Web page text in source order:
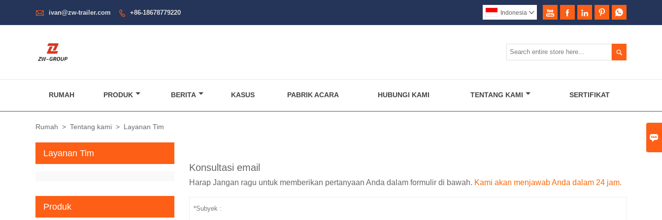

 ivan@zw-trailer.com  +86-18678779220     
Indonesia 

RUMAH PRODUK BERITA KASUS PABRIK ACARA HUBUNGI KAMI TENTANG KAMI SERTIFIKAT
Rumah > Tentang kami > Layanan Tim
Konsultasi email
Harap Jangan ragu untuk memberikan pertanyaan Anda dalam formulir di bawah. Kami akan menjawab Anda dalam 24 jam.
Layanan Tim
Produk